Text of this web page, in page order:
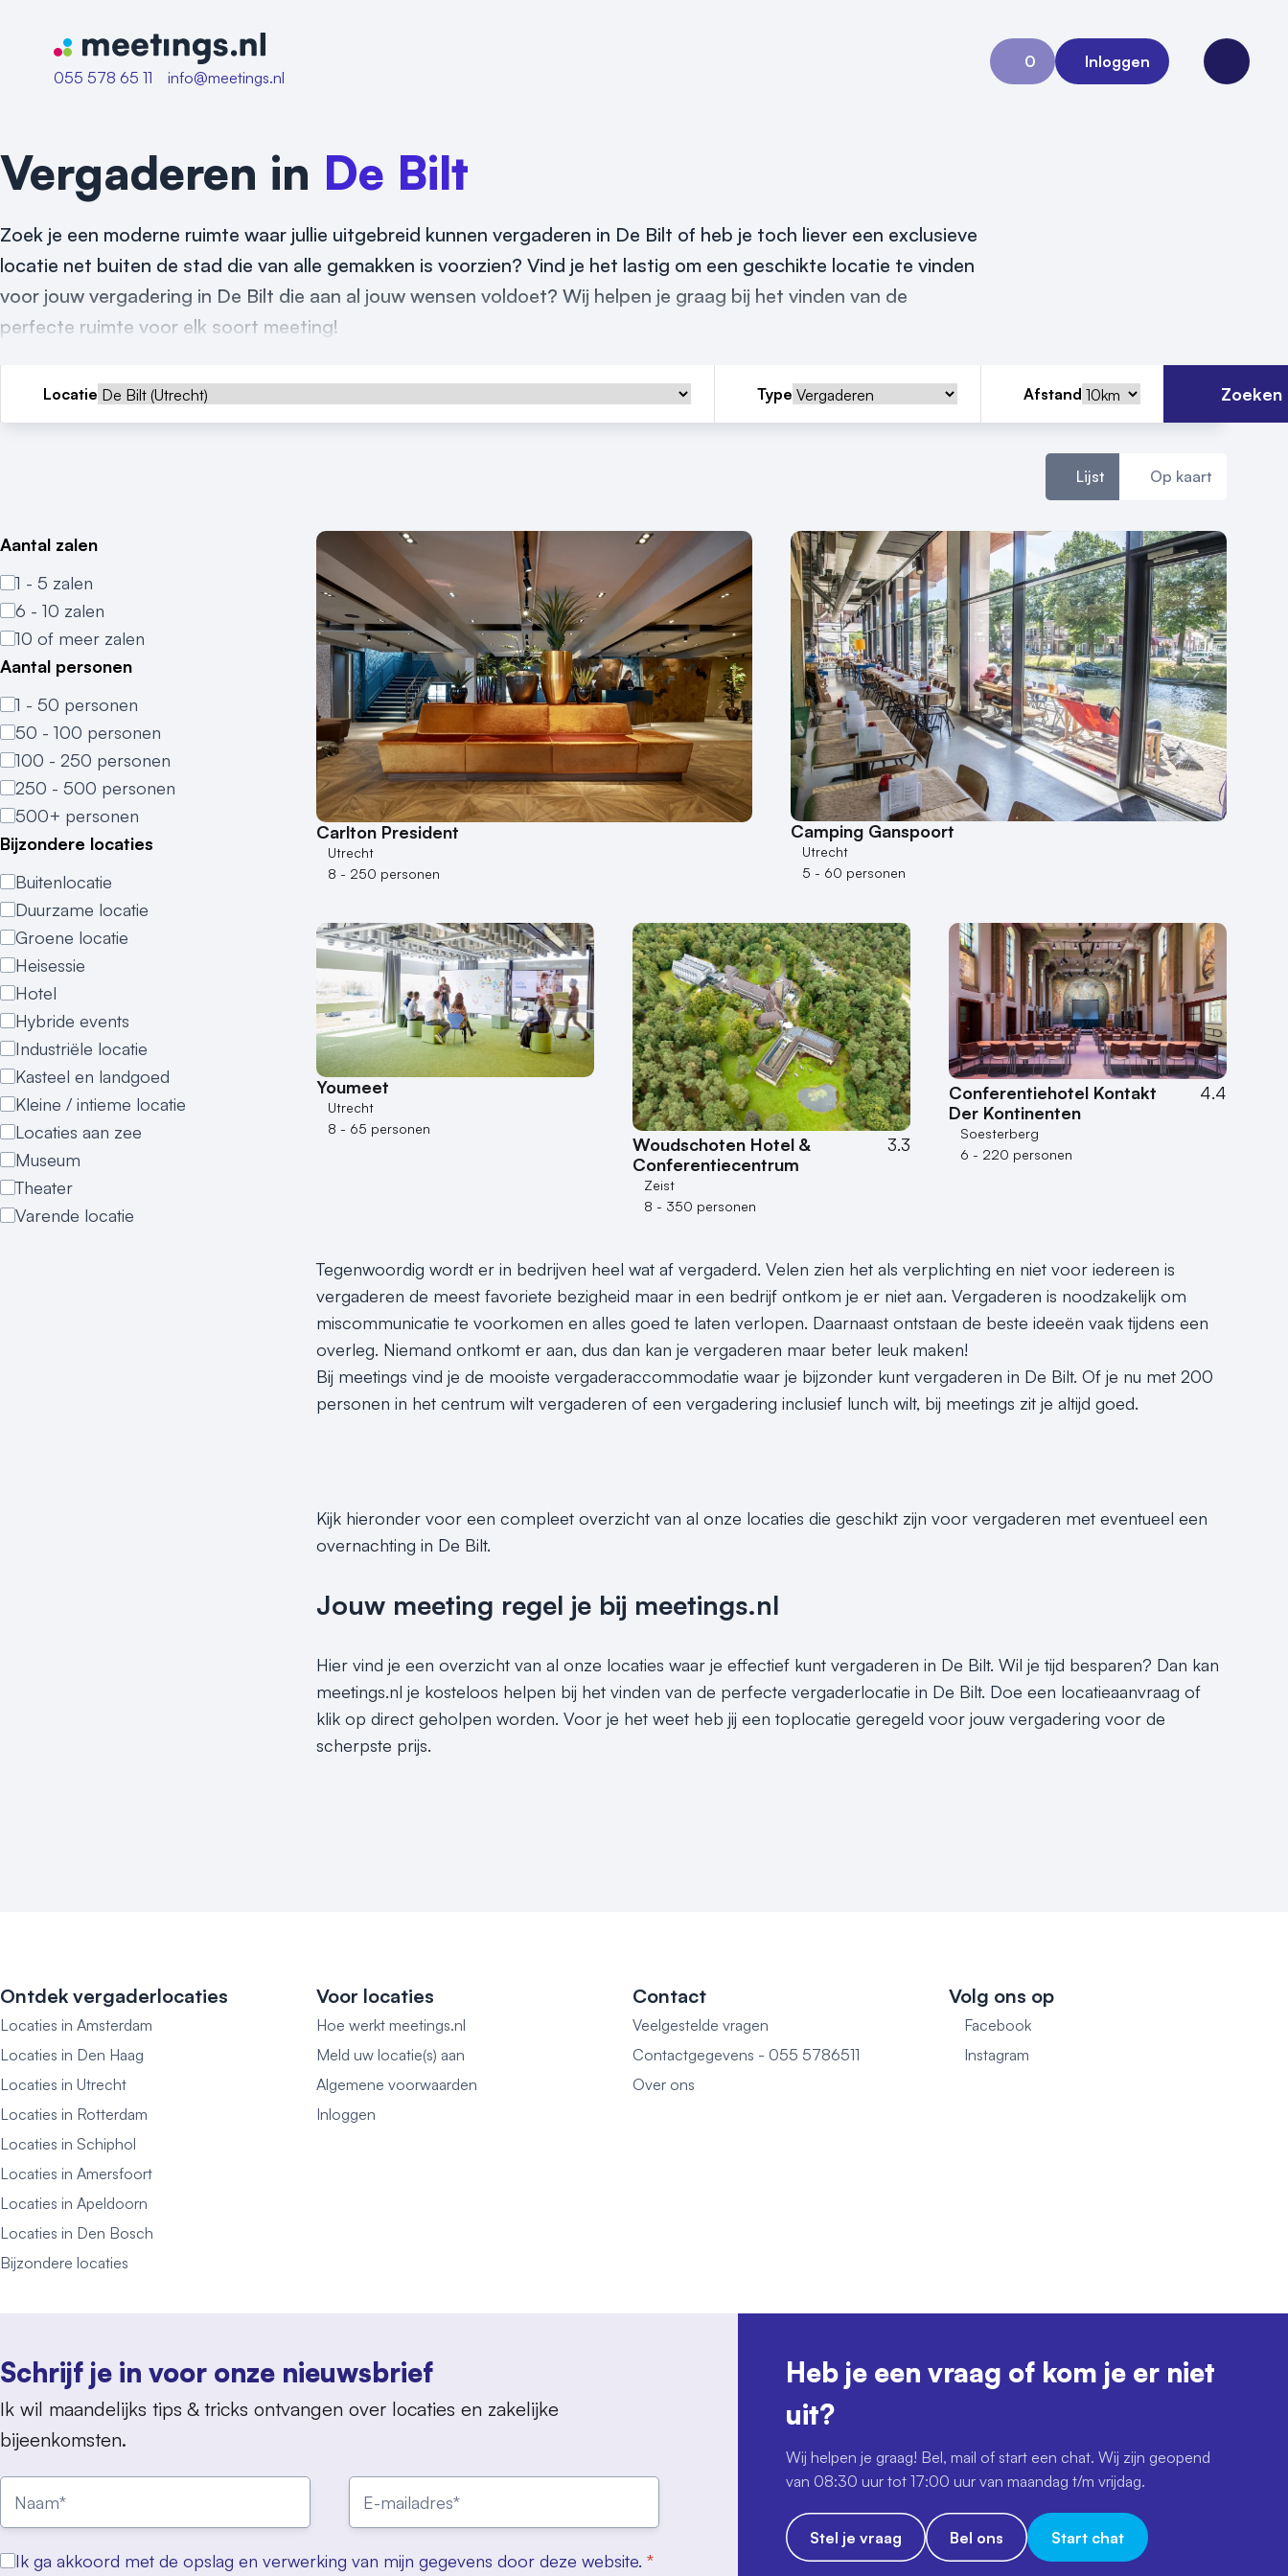
Naar home van Meetings
055 578 65 11
info@meetings.nl
0
Aanvraag 0
Inloggen
Open
Vergaderen in De Bilt
Zoek je een moderne ruimte waar jullie uitgebreid kunnen vergaderen in De Bilt of heb je toch liever een exclusieve
locatie net buiten de stad die van alle gemakken is voorzien? Vind je het lastig om een geschikte locatie te vinden
voor jouw vergadering in De Bilt die aan al jouw wensen voldoet? Wij helpen je graag bij het vinden van de
perfecte ruimte voor elk soort meeting!
Locatie Type Afstand Zoeken
Lijst Op kaart
Aantal zalen
1 - 5 zalen
6 - 10 zalen
10 of meer zalen
Aantal personen
1 - 50 personen
50 - 100 personen
100 - 250 personen
250 - 500 personen
500+ personen
Bijzondere locaties
Buitenlocatie
Duurzame locatie
Groene locatie
Heisessie
Hotel
Hybride events
Industriële locatie
Kasteel en landgoed
Kleine / intieme locatie
Locaties aan zee
Museum
Theater
Varende locatie
Carlton President
Utrecht
8 - 250 personen
Camping Ganspoort
Utrecht
5 - 60 personen
Youmeet
Utrecht
8 - 65 personen
Woudschoten Hotel &
Conferentiecentrum
3.3
Zeist
8 - 350 personen
Conferentiehotel Kontakt
Der Kontinenten
4.4
Soesterberg
6 - 220 personen
Tegenwoordig wordt er in bedrijven heel wat af vergaderd. Velen zien het als verplichting en niet voor iedereen is
vergaderen de meest favoriete bezigheid maar in een bedrijf ontkom je er niet aan. Vergaderen is noodzakelijk om
miscommunicatie te voorkomen en alles goed te laten verlopen. Daarnaast ontstaan de beste ideeën vaak tijdens een
overleg. Niemand ontkomt er aan, dus dan kan je vergaderen maar beter leuk maken!
Bij meetings vind je de mooiste vergaderaccommodatie waar je bijzonder kunt vergaderen in De Bilt. Of je nu met 200
personen in het centrum wilt vergaderen of een vergadering inclusief lunch wilt, bij meetings zit je altijd goed.
Kijk hieronder voor een compleet overzicht van al onze locaties die geschikt zijn voor vergaderen met eventueel een
overnachting in De Bilt.
Jouw meeting regel je bij meetings.nl
Hier vind je een overzicht van al onze locaties waar je effectief kunt vergaderen in De Bilt. Wil je tijd besparen? Dan kan
meetings.nl je kosteloos helpen bij het vinden van de perfecte vergaderlocatie in De Bilt. Doe een locatieaanvraag of
klik op direct geholpen worden. Voor je het weet heb jij een toplocatie geregeld voor jouw vergadering voor de
scherpste prijs.
Ontdek vergaderlocaties
Locaties in Amsterdam
Locaties in Den Haag
Locaties in Utrecht
Locaties in Rotterdam
Locaties in Schiphol
Locaties in Amersfoort
Locaties in Apeldoorn
Locaties in Den Bosch
Bijzondere locaties
Voor locaties
Hoe werkt meetings.nl
Meld uw locatie(s) aan
Algemene voorwaarden
Inloggen
Contact
Veelgestelde vragen
Contactgegevens - 055 5786511
Over ons
Volg ons op
Facebook
Instagram
Schrijf je in voor onze nieuwsbrief
Ik wil maandelijks tips & tricks ontvangen over locaties en zakelijke
bijeenkomsten.
Ik ga akkoord met de opslag en verwerking van mijn gegevens door deze website. *
Heb je een vraag of kom je er niet
uit?
Wij helpen je graag! Bel, mail of start een chat. Wij zijn geopend
van 08:30 uur tot 17:00 uur van maandag t/m vrijdag.
Stel je vraag Bel ons Start chat